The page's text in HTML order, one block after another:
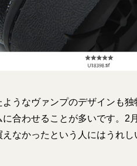
うなヴァンプのデザインも
合わせることが多いです。2
なかったという人にはうれ